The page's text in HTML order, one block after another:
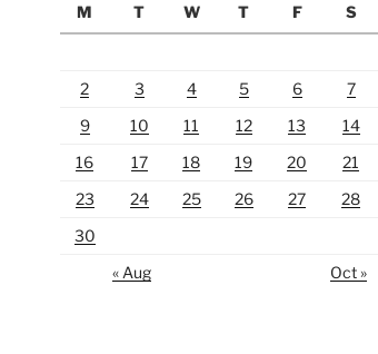
M
T W T F S
2
3 4 5 6 7
9
10 11 12 13 14
16
17 18 19 20 21
23
24 25 26 27 28
30
« Aug
Oct »